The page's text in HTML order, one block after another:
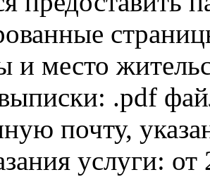
и место
.pdf
почту,
услуги: от